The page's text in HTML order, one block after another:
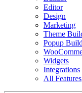
Editor
Design
Marketing
Theme
Popup
Widgets
Integrations
All Features